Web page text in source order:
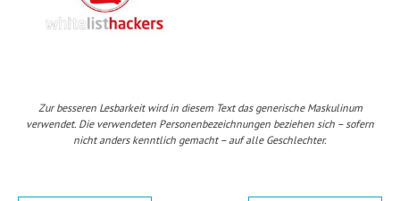
Zur besseren Lesbarkeit wird in diesem Text das generische Maskulinum
verwendet. Die verwendeten Personenbezeichnungen beziehen sich – sofern
nicht anders kenntlich gemacht – auf alle Geschlechter.